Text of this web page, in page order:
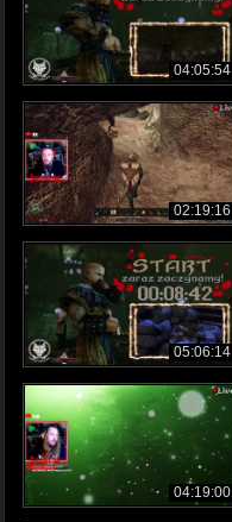
04:05:54
02:19:16
05:06:14
04:19:00